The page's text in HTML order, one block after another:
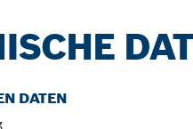
DATEN